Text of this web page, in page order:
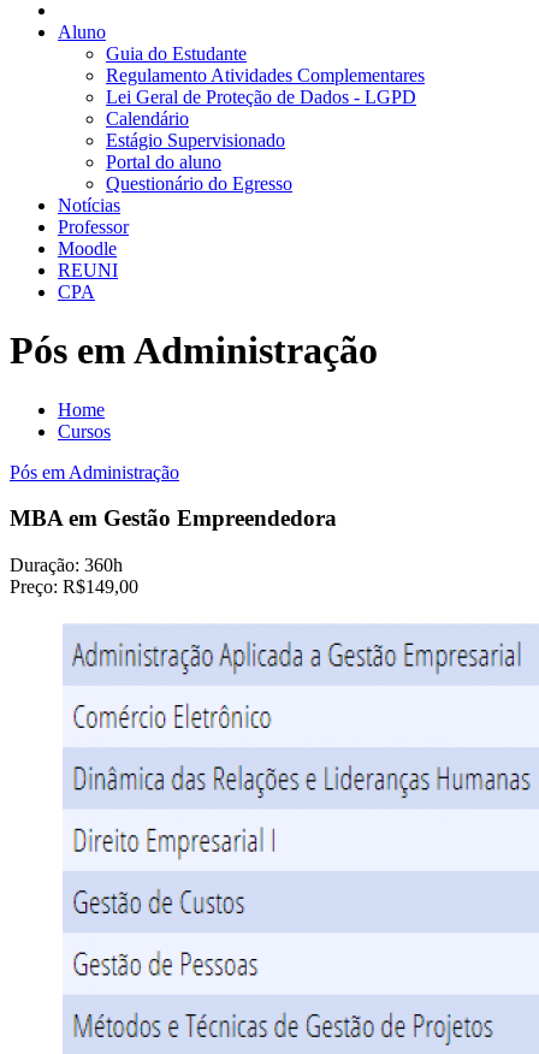
Aluno
Guia do Estudante
Regulamento Atividades Complementares
Lei Geral de Proteção de Dados - LGPD
Calendário
Estágio Supervisionado
Portal do aluno
Questionário do Egresso
Notícias
Professor
Moodle
REUNI
CPA
Pós em Administração
Home
Cursos
Pós em Administração
MBA em Gestão Empreendedora
Duração: 360h
Preço: R$149,00